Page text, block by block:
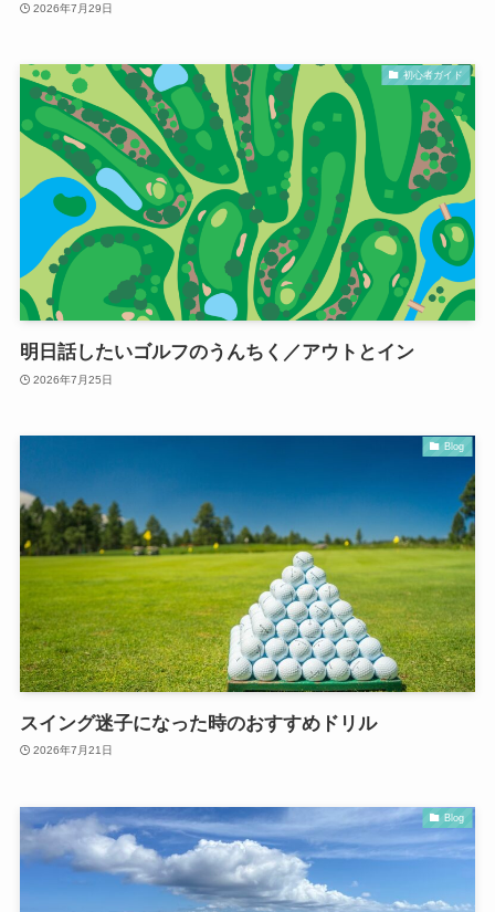
2026年7月29日
初心者ガイド
明日話したいゴルフのうんちく／アウトとイン
2026年7月25日
Blog
スイング迷子になった時のおすすめドリル
2026年7月21日
Blog